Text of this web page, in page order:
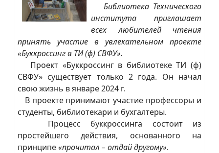
Библиотека Технического
института приглашает
всех любителей чтения
принять участие в увлекательном проекте
«Буккроссинг в ТИ (ф) СВФУ».
Проект «Буккроссинг в библиотеке ТИ (ф)
СВФУ» существует только 2 года. Он начал
свою жизнь в январе 2024 г.
В проекте принимают участие профессоры и
студенты, библиотекари и бухгалтеры.
Процесс буккроссинга состоит из
простейшего действия, основанного на
принципе«прочитал – отдай другому».